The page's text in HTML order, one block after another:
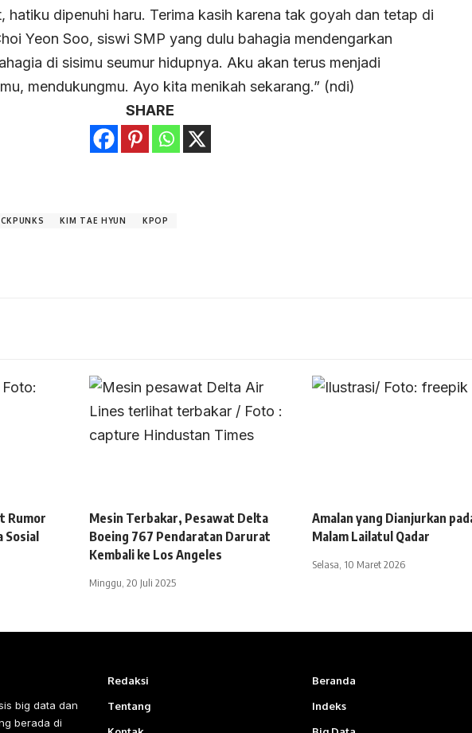
hatiku dipenuhi haru. Terima kasih karena tak goyah dan tetap di
Yeon Soo, siswi SMP yang dulu bahagia mendengarkan
di sisimu seumur hidupnya. Aku akan terus menjadi
mendukungmu. Ayo kita menikah sekarang.” (ndi)
SHARE
KIM TAE HYUN KPOP
Rumor
Sosial
Mesin Terbakar, Pesawat Delta
Boeing 767 Pendaratan Darurat
Kembali ke Los Angeles
Minggu, 20 Juli 2025
Amalan yang Dianjurkan
Malam Lailatul Qadar
Selasa, 10 Maret 2026
big data dan
berada di
Redaksi
Tentang
Beranda
Indeks